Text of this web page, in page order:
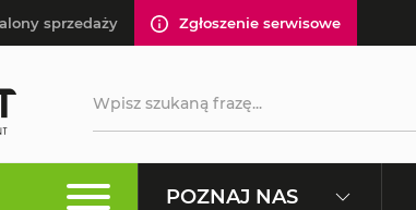
sprzedaży Zgłoszenie serwisowe
POZNAJ NAS